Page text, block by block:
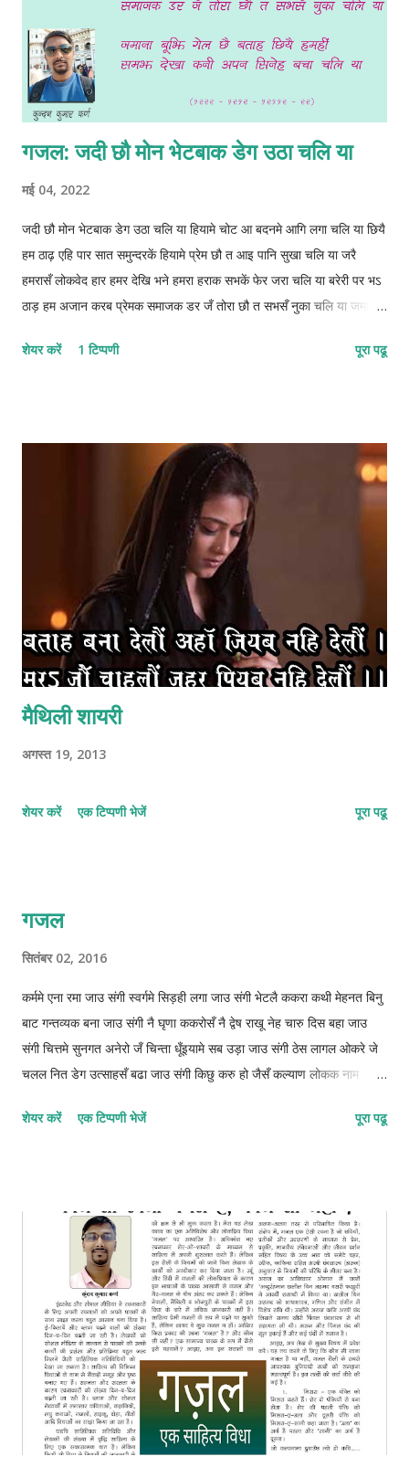
गजल: जदी छौ मोन भेटबाक डेग उठा चलि या
मई 04, 2022
जदी छौ मोन भेटबाक डेग उठा चलि या हियामे चोट आ बदनमे आगि लगा चलि या छियै
हम ठाढ़ एहि पार सात समुन्दरकें हियामे प्रेम छौ त आइ पानि सुखा चलि या जरै
हमरासँ लोकवेद हार हमर देखि भने हमरा हराक सभकें‌ फेर जरा चलि या बरेरी पर भऽ
ठाड़ हम अजान करब प्रेमक समाजक डर जँ तोरा छौ त सभसँ नुका चलि या जमाना
1212-12112-22 © कुन्दन कुमार कर्ण
शेयर करें 1 टिप्पणी पूरा पढू
मैथिली शायरी
अगस्त 19, 2013
शेयर करें एक टिप्पणी भेजें पूरा पढू
गजल
सितंबर 02, 2016
कर्ममे एना रमा जाउ संगी स्वर्गमे सिड़ही लगा जाउ संगी भेटलै ककरा कथी मेहनत बिनु
बाट गन्तव्यक बना जाउ संगी नै घृणा ककरोसँ नै द्वेष राखू नेह चारु दिस बहा जाउ
संगी चित्तमे सुनगत अनेरो जँ चिन्ता धूँइयामे सब उड़ा जाउ संगी ठेस लागल ओकरे जे
चलल नित डेग उत्साहसँ बढा जाउ संगी किछु करु हो जैसँ कल्याण लोकक नाम
फाइलुन–मुस्तफइलुन–फाइलातुन © कुन्दन कुमार कर्ण
शेयर करें एक टिप्पणी भेजें पूरा पढू